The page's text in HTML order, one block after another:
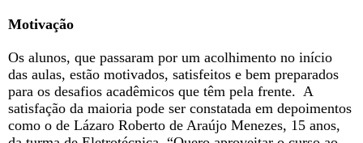
Motivação
Os alunos, que passaram por um acolhimento no início
das aulas, estão motivados, satisfeitos e bem preparados
para os desafios acadêmicos que têm pela frente. A
satisfação da maioria pode ser constatada em depoimentos
como o de Lázaro Roberto de Araújo Menezes, 15 anos,